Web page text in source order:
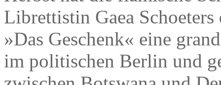
Librettistin Gaea
»Das Geschenk« eine
im politischen Berlin und